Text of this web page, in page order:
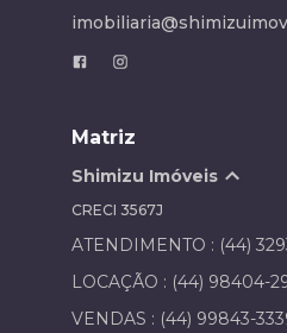
Matriz
Shimizu Imóveis
CRECI 3567J
ATENDIMENTO : (44)
LOCAÇÃO : (44) 98404-
VENDAS : (44) 99843-